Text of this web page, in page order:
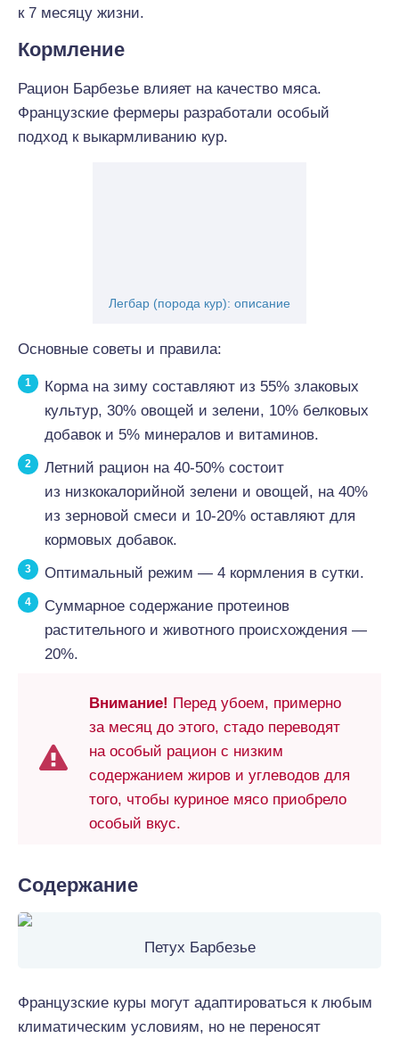
к 7 месяцу жизни.
Кормление
Рацион Барбезье влияет на качество мяса.
Французские фермеры разработали особый
подход к выкармливанию кур.
Легбар (порода кур): описание
Основные советы и правила:
Корма на зиму составляют из 55% злаковых
культур, 30% овощей и зелени, 10% белковых
добавок и 5% минералов и витаминов.
Летний рацион на 40-50% состоит
из низкокалорийной зелени и овощей, на 40%
из зерновой смеси и 10-20% оставляют для
кормовых добавок.
Оптимальный режим — 4 кормления в сутки.
Суммарное содержание протеинов
растительного и животного происхождения —
20%.
Внимание! Перед убоем, примерно
за месяц до этого, стадо переводят
на особый рацион с низким
содержанием жиров и углеводов для
того, чтобы куриное мясо приобрело
особый вкус.
Содержание
Петух Барбезье
Французские куры могут адаптироваться к любым
климатическим условиям, но не переносят